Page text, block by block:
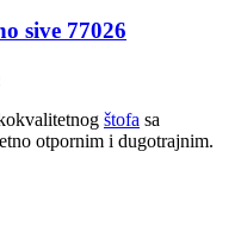
sive 77026
štofa sa
otpornim i dugotrajnim.